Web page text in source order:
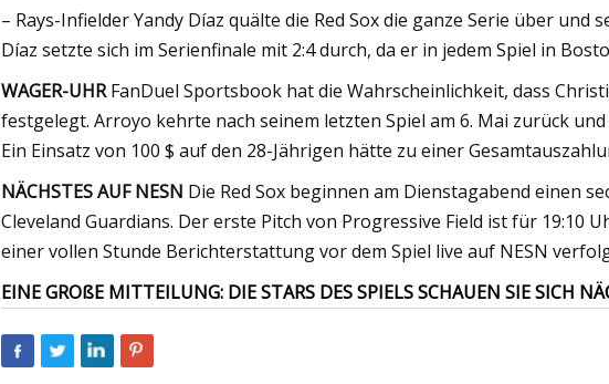
– Rays-Infielder Yandy Díaz quälte die Red Sox die ganze Serie über und
Díaz setzte sich im Serienfinale mit 2:4 durch, da er in jedem Spiel in
WAGER-UHRFanDuel Sportsbook hat die Wahrscheinlichkeit, dass
festgelegt. Arroyo kehrte nach seinem letzten Spiel am 6. Mai zurück
Ein Einsatz von 100 $ auf den 28-Jährigen hätte zu einer
NÄCHSTES AUF NESN Die Red Sox beginnen am Dienstagabend einen
Cleveland Guardians. Der erste Pitch von Progressive Field ist für 19:10
einer vollen Stunde Berichterstattung vor dem Spiel live auf NESN
EINE GROßE MITTEILUNG: DIE STARS DES SPIELS SCHAUEN SIE SICH